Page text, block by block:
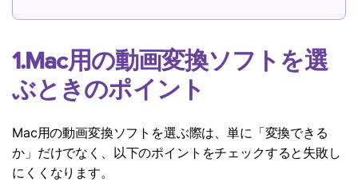
1.Mac用の動画変換ソフトを選
ぶときのポイント
Mac用の動画変換ソフトを選ぶ際は、単に「変換できる
か」だけでなく、以下のポイントをチェックすると失敗し
にくくなります。